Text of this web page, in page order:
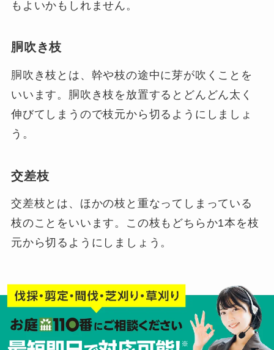
もよいかもしれません。
胴吹き枝
胴吹き枝とは、幹や枝の途中に芽が吹くことを
いいます。胴吹き枝を放置するとどんどん太く
伸びてしまうので枝元から切るようにしましょ
う。
交差枝
交差枝とは、ほかの枝と重なってしまっている
枝のことをいいます。この枝もどちらか1本を枝
元から切るようにしましょう。